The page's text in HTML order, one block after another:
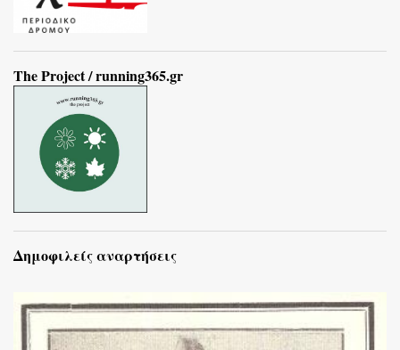
The Project / running365.gr
Δημοφιλείς αναρτήσεις